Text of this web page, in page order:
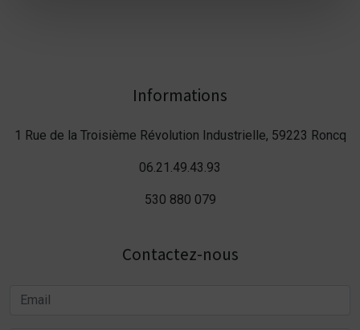
Informations
1 Rue de la Troisième Révolution Industrielle, 59223 Roncq
06.21.49.43.93
530 880 079
Contactez-nous